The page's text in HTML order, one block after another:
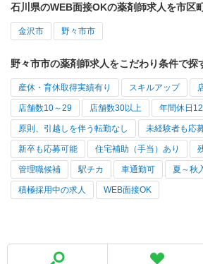
石川県のWEB面接OKの薬剤師求人を市区
金沢市 野々市市
野々市市の薬剤師求人をこだわり条件で探
産休・育休取得実績有り スキルアップ
店舗数10～29 店舗数30以上 年間休日
原則、引越しを伴う転勤なし 未経験者も応
新卒も応募可能 住宅補助（手当）あり
管理職候補 駅チカ 車通勤可 夏～秋
積極採用中の求人 WEB面接OK